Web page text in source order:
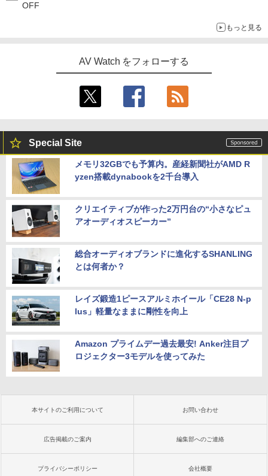
OFF
もっと見る
AV Watch をフォローする
Special Site
メモリ32GBでも予算内。産経新聞社がAMD R
yzen搭載dynabookを2千台導入
クリエイティブが作った2万円台の“小さなピュ
アオーディオスピーカー”
総合オーディオブランドに進化するSHANLING
とは何者か？
レイズ鍛造1ピースアルミホイール「CE28 N-p
lus」軽量なままに剛性を向上
Amazon プライムデー過去最安! Anker注目プ
ロジェクター3モデルを使ってみた
本サイトのご利用について お問い合わせ
広告掲載のご案内 編集部へのご連絡
プライバシーポリシー 会社概要